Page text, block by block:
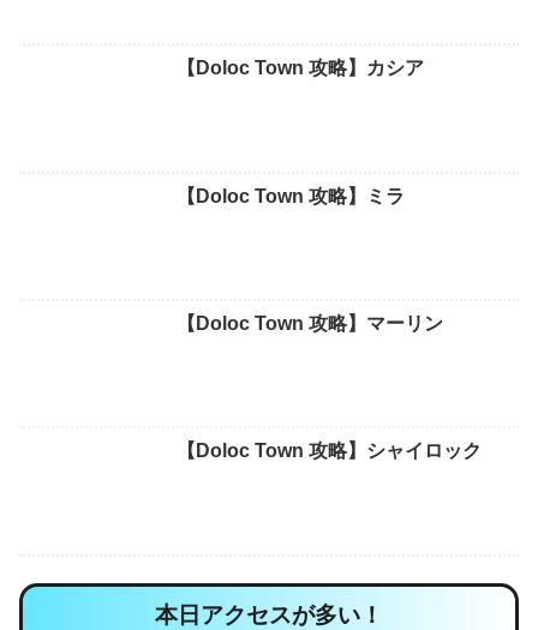
【Doloc Town 攻略】カシア
【Doloc Town 攻略】ミラ
【Doloc Town 攻略】マーリン
【Doloc Town 攻略】シャイロック
本日アクセスが多い！